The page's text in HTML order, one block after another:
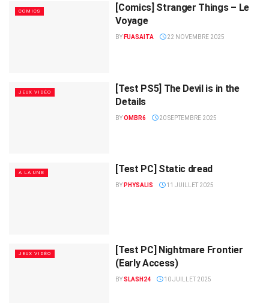
COMICS
[Comics] Stranger Things – Le
Voyage
BY FUASAITA 22 NOVEMBRE 2025
JEUX VIDÉO
[Test PS5] The Devil is in the
Details
BYOMBR6 20 SEPTEMBRE 2025
A LA UNE [Test PC] Static dread
BY PHYSALIS 11 JUILLET 2025
JEUX VIDÉO
[Test PC] Nightmare Frontier
(Early Access)
BYSLASH24 10 JUILLET 2025